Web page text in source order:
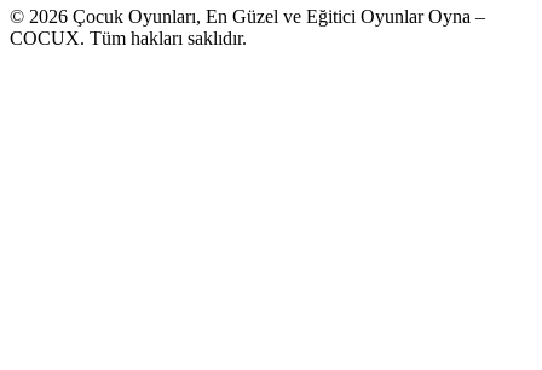
© 2026 Çocuk Oyunları, En Güzel ve Eğitici Oyunlar Oyna –
COCUX. Tüm hakları saklıdır.